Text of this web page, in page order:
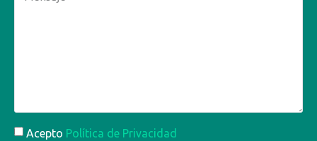
Acepto Política de Privacidad